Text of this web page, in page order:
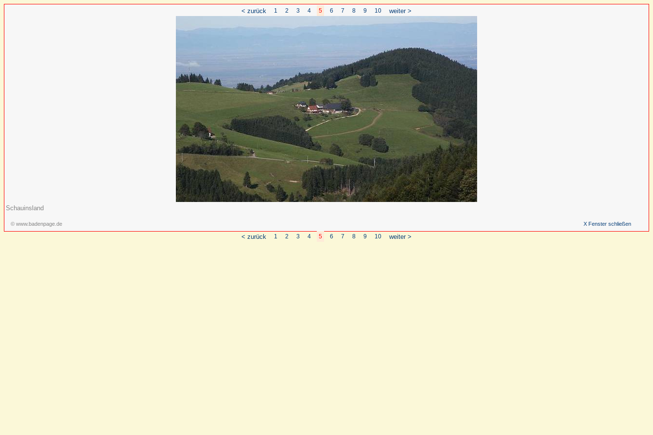
< zurück 1 2 3 4 5 6 7 8 9 10 weiter >
Schauinsland
© www.badenpage.de X Fenster schließen
< zurück 1 2 3 4 5 6 7 8 9 10 weiter >